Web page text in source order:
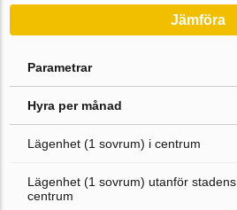
Jämföra
Parametrar
Hyra per månad
Lägenhet (1 sovrum) i centrum
Lägenhet (1 sovrum) utanför stadens
centrum